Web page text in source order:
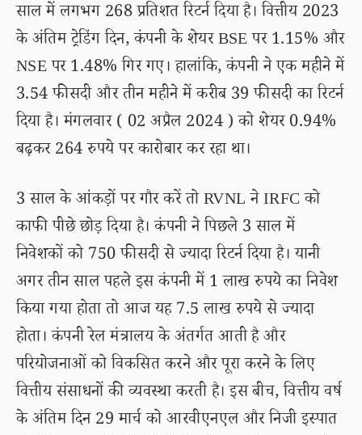
साल में लगभग 268 प्रतिशत रिटर्न दिया है। वित्तीय 2023
के अंतिम ट्रेडिंग दिन, कंपनी के शेयर BSE पर 1.15% और
NSE पर 1.48% गिर गए। हालांकि, कंपनी ने एक महीने में
3.54 फीसदी और तीन महीने में करीब 39 फीसदी का रिटर्न
दिया है। मंगलवार ( 02 अप्रैल 2024 ) को शेयर 0.94%
बढ़कर 264 रुपये पर कारोबार कर रहा था।
3 साल के आंकड़ों पर गौर करें तो RVNL ने IRFC को
काफी पीछे छोड़ दिया है। कंपनी ने पिछले 3 साल में
निवेशकों को 750 फीसदी से ज्यादा रिटर्न दिया है। यानी
अगर तीन साल पहले इस कंपनी में 1 लाख रुपये का निवेश
किया गया होता तो आज यह 7.5 लाख रुपये से ज्यादा
होता। कंपनी रेल मंत्रालय के अंतर्गत आती है और
परियोजनाओं को विकसित करने और पूरा करने के लिए
वित्तीय संसाधनों की व्यवस्था करती है। इस बीच, वित्तीय वर्ष
के अंतिम दिन 29 मार्च को आरवीएनएल और निजी इस्पात